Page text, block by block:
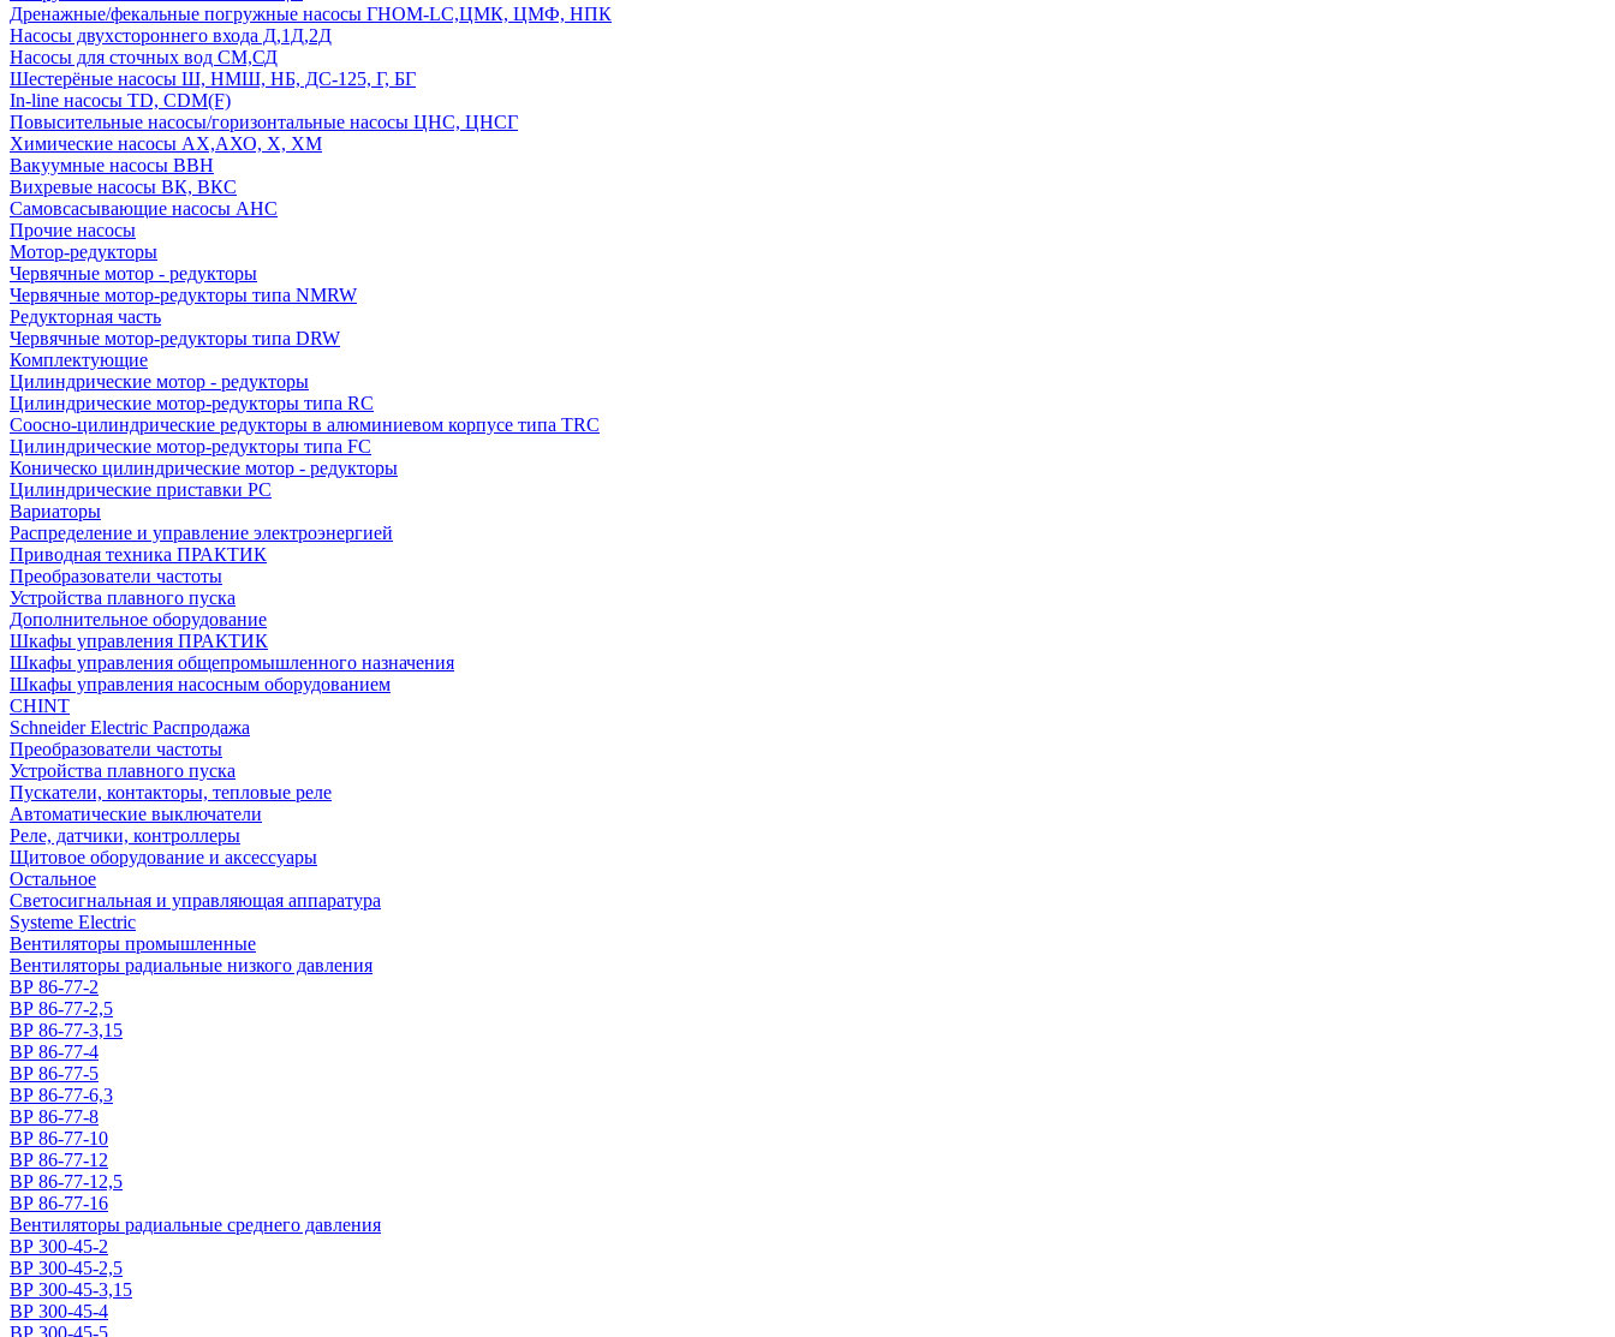
Дренажные/фекальные погружные насосы ГНОМ-LC,ЦМК, ЦМФ, НПК
Насосы двухстороннего входа Д,1Д,2Д
Насосы для сточных вод СМ,СД
Шестерёные насосы Ш, НМШ, НБ, ДС-125, Г, БГ
In-line насосы TD, CDM(F)
Повысительные насосы/горизонтальные насосы ЦНС, ЦНСГ
Химические насосы АХ,АХО, Х, ХМ
Вакуумные насосы ВВН
Вихревые насосы ВК, ВКС
Самовсасывающие насосы АНС
Прочие насосы
Мотор-редукторы
Червячные мотор - редукторы
Червячные мотор-редукторы типа NMRW
Редукторная часть
Червячные мотор-редукторы типа DRW
Комплектующие
Цилиндрические мотор - редукторы
Цилиндрические мотор-редукторы типа RC
Соосно-цилиндрические редукторы в алюминиевом корпусе типа TRC
Цилиндрические мотор-редукторы типа FC
Коническо цилиндрические мотор - редукторы
Цилиндрические приставки PC
Вариаторы
Распределение и управление электроэнергией
Приводная техника ПРАКТИК
Преобразователи частоты
Устройства плавного пуска
Дополнительное оборудование
Шкафы управления ПРАКТИК
Шкафы управления общепромышленного назначения
Шкафы управления насосным оборудованием
CHINT
Schneider Electric Распродажа
Преобразователи частоты
Устройства плавного пуска
Пускатели, контакторы, тепловые реле
Автоматические выключатели
Реле, датчики, контроллеры
Щитовое оборудование и аксессуары
Остальное
Светосигнальная и управляющая аппаратура
Systeme Electric
Вентиляторы промышленные
Вентиляторы радиальные низкого давления
ВР 86-77-2
ВР 86-77-2,5
ВР 86-77-3,15
ВР 86-77-4
ВР 86-77-5
ВР 86-77-6,3
ВР 86-77-8
ВР 86-77-10
ВР 86-77-12
ВР 86-77-12,5
ВР 86-77-16
Вентиляторы радиальные среднего давления
ВР 300-45-2
ВР 300-45-2,5
ВР 300-45-3,15
ВР 300-45-4
ВР 300-45-5